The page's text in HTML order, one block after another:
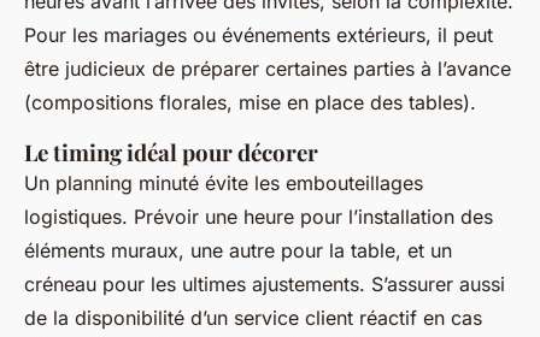
Pour les mariages ou événements extérieurs, il peut
être judicieux de préparer certaines parties à l’avance
(compositions florales, mise en place des tables).
Le timing idéal pour décorer
Un planning minuté évite les embouteillages
logistiques. Prévoir une heure pour l’installation des
éléments muraux, une autre pour la table, et un
créneau pour les ultimes ajustements. S’assurer aussi
de la disponibilité d’un service client réactif en cas